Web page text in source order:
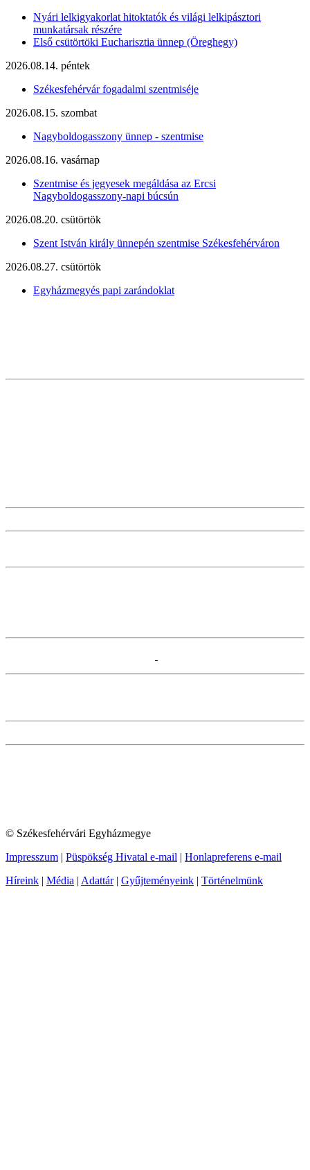
Nyári lelkigyakorlat hitoktatók és világi lelkipásztori
munkatársak részére
Első csütörtöki Eucharisztia ünnep (Öreghegy)
2026.08.14. péntek
Székesfehérvár fogadalmi szentmiséje
2026.08.15. szombat
Nagyboldogasszony ünnep - szentmise
2026.08.16. vasárnap
Szentmise és jegyesek megáldása az Ercsi
Nagyboldogasszony-napi búcsún
2026.08.20. csütörtök
Szent István király ünnepén szentmise Székesfehérváron
2026.08.27. csütörtök
Egyházmegyés papi zarándoklat
© Székesfehérvári Egyházmegye
Impresszum | Püspökség Hivatal e-mail | Honlapreferens e-mail
Híreink | Média | Adattár| Gyűjteményeink | Történelmünk